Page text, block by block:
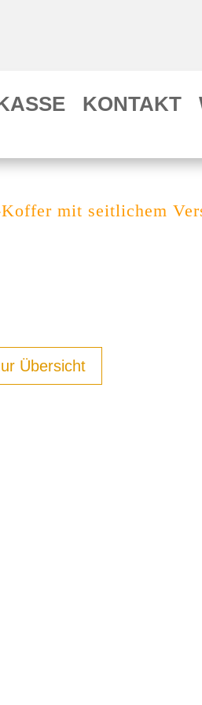
KONTAKT
mit seitlichem
Übersicht